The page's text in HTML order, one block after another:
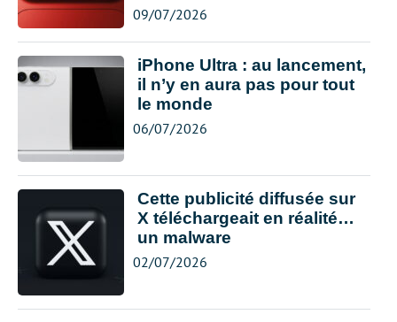
09/07/2026
iPhone Ultra : au lancement,
il n’y en aura pas pour tout
le monde
06/07/2026
Cette publicité diffusée sur
X téléchargeait en réalité…
un malware
02/07/2026